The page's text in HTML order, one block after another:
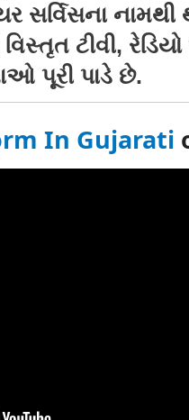
સર્વિસના
ટીવી,
પૂરી પાડે છે.
In Gujarati